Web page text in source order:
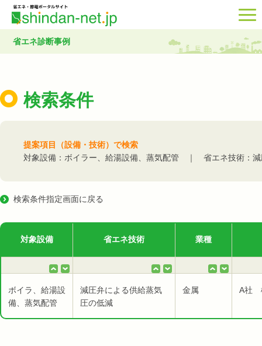
省エネ診断事例
検索条件
提案項目（設備・技術）で検索
対象設備：ボイラー、給湯設備、蒸気配管 ｜ 省エネ技術：減
検索条件指定画面に戻る
対象設備 省エネ技術 業種
ボイラ、給湯設
備、蒸気配管
減圧弁による供給蒸気
圧の低減
金属 A社